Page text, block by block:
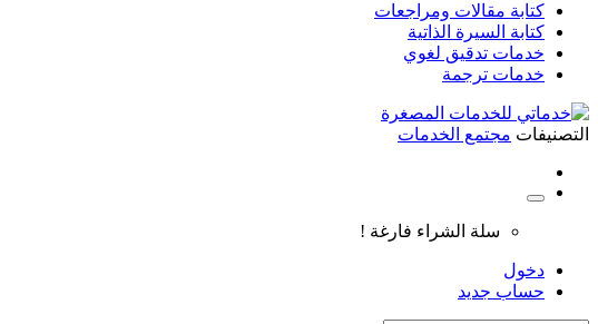
كتابة مقالات ومراجعات
كتابة السيرة الذاتية
خدمات تدقيق لغوي
خدمات ترجمة
التصنيفات مجتمع الخدمات
سلة الشراء فارغة !
دخول
حساب جديد